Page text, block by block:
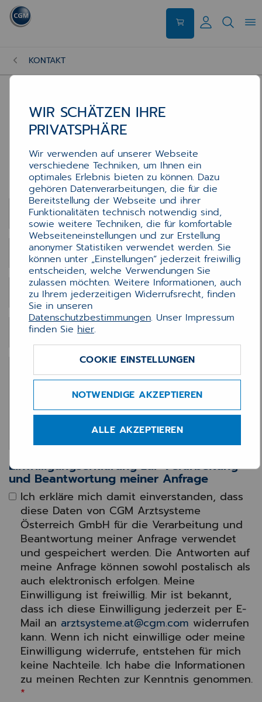
KONTAKT
Kontakt
Kontakt
Kontaktformular
E-Mail-Adresse*
Anrede
Vorname *
Nachname *
Einwilligungserklärung zur Verarbeitung
und Beantwortung meiner Anfrage
Ich erkläre mich damit einverstanden, dass
diese Daten von CGM Arztsysteme
Österreich GmbH für die Verarbeitung und
Beantwortung meiner Anfrage verwendet
und gespeichert werden. Die Antworten auf
meine Anfrage können sowohl postalisch als
auch elektronisch erfolgen. Meine
Einwilligung ist freiwillig. Mir ist bekannt,
dass ich diese Einwilligung jederzeit per E-
Mail an arztsysteme.at@cgm.com widerrufen
kann. Wenn ich nicht einwillige oder meine
Einwilligung widerrufe, entstehen für mich
keine Nachteile. Ich habe die Informationen
zu meinen Rechten zur Kenntnis genommen.
*
WIR SCHÄTZEN IHRE
PRIVATSPHÄRE
Wir verwenden auf unserer Webseite
verschiedene Techniken, um Ihnen ein
optimales Erlebnis bieten zu können. Dazu
gehören Datenverarbeitungen, die für die
Bereitstellung der Webseite und ihrer
Funktionalitäten technisch notwendig sind,
sowie weitere Techniken, die für komfortable
Webseiteneinstellungen und zur Erstellung
anonymer Statistiken verwendet werden. Sie
können unter „Einstellungen“ jederzeit freiwillig
entscheiden, welche Verwendungen Sie
zulassen möchten. Weitere Informationen, auch
zu Ihrem jederzeitigen Widerrufsrecht, finden
Sie in unseren
Datenschutzbestimmungen. Unser Impressum
finden Sie hier.
COOKIE EINSTELLUNGEN
NOTWENDIGE AKZEPTIEREN
ALLE AKZEPTIEREN